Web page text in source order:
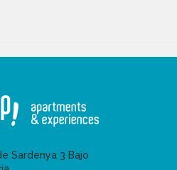
Sardenya 3 Bajo